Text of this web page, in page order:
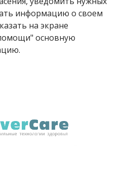
информацию о своем
на экране
основную